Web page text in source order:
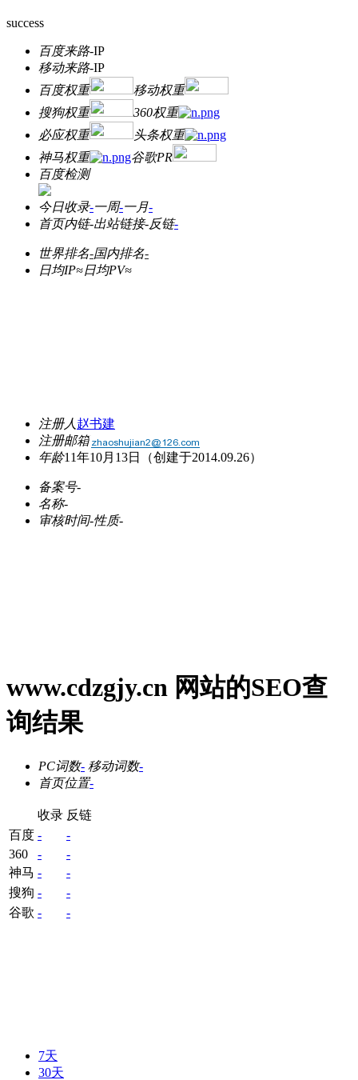
success
百度来路-IP
移动来路-IP
百度权重
移动权重
搜狗权重
360权重
必应权重
头条权重
神马权重
谷歌PR
百度检测
今日收录-一周-一月-
首页内链-出站链接-反链-
世界排名-国内排名-
日均IP≈日均PV≈
注册人 赵书建
注册邮箱
年龄11年10月13日 （创建于2014.09.26）
备案号-
名称-
审核时间-性质-
www.cdzgjy.cn 网站的SEO查
询结果
PC词数- 移动词数-
首页位置-
收录 反链
百度 -
-
360
-
-
神马 -
-
搜狗 -
-
谷歌 - -
7天
30天